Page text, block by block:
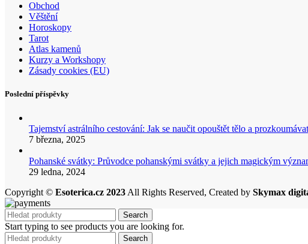
Obchod
Věštění
Horoskopy
Tarot
Atlas kamenů
Kurzy a Workshopy
Zásady cookies (EU)
Poslední příspěvky
Tajemství astrálního cestování: Jak se naučit opouštět tělo a
7 března, 2025
Pohanské svátky: Průvodce pohanskými svátky a jejich magickým
29 ledna, 2024
Copyright © Esoterica.cz 2023 All Rights Reserved, Created by Skymax
Search
Start typing to see products you are looking for.
Search